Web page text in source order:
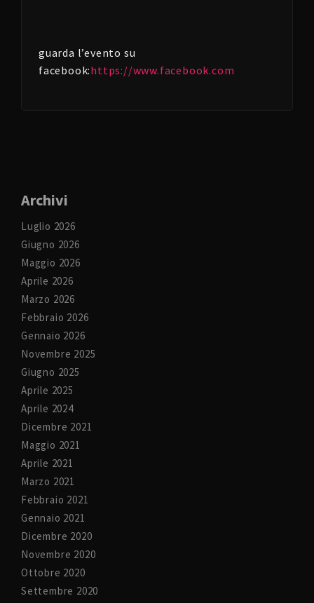
guarda l’evento su
facebook:https://www.facebook.com
Archivi
Luglio 2026
Giugno 2026
Maggio 2026
Aprile 2026
Marzo 2026
Febbraio 2026
Gennaio 2026
Novembre 2025
Giugno 2025
Aprile 2025
Aprile 2024
Dicembre 2021
Maggio 2021
Aprile 2021
Marzo 2021
Febbraio 2021
Gennaio 2021
Dicembre 2020
Novembre 2020
Ottobre 2020
Settembre 2020